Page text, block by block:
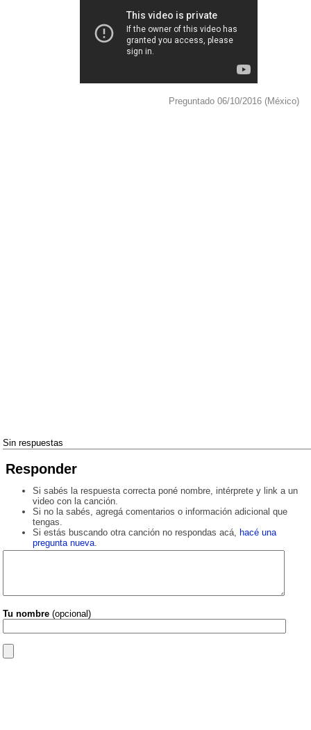
Preguntado 06/10/2016 (México)
Sin respuestas
Responder
Si sabés la respuesta correcta poné nombre, intérprete y link a un
video con la canción.
Si no la sabés, agregá comentarios o información adicional que
tengas.
Si estás buscando otra canción no respondas acá, hacé una
pregunta nueva.
Tu nombre (opcional)